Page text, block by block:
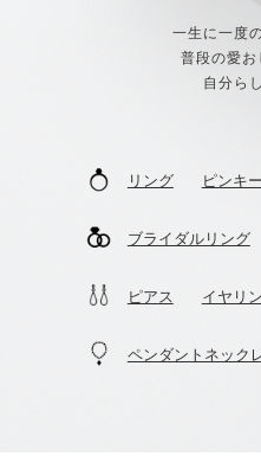
一生に一度
普段の愛お
自分ら
リング ピンキ
ブライダルリング
ピアス イヤリ
ペンダントネック